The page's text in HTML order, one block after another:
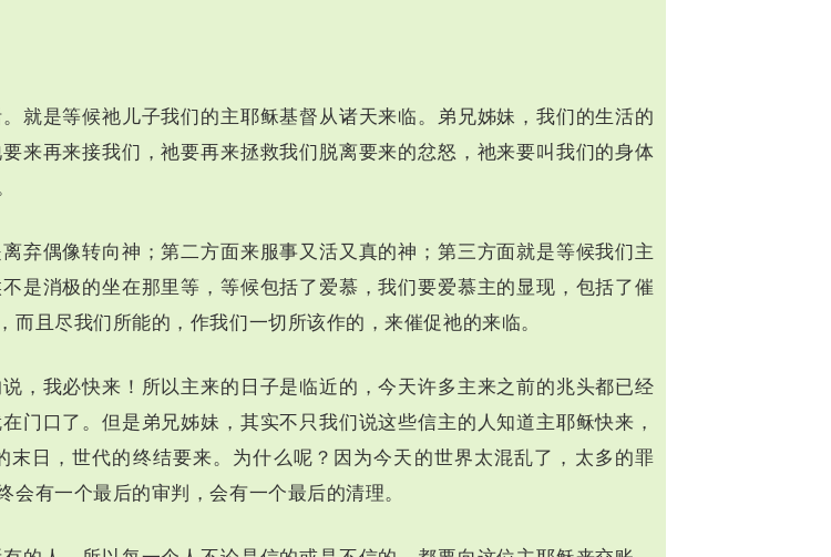
就是等候祂儿子我们的主耶稣基督从诸天来临。弟兄姊妹，我们的生活的
来再来接我们，祂要再来拯救我们脱离要来的忿怒，祂来要叫我们的身体
弃偶像转向神；第二方面来服事又活又真的神；第三方面就是等候我们主
是消极的坐在那里等，等候包括了爱慕，我们要爱慕主的显现，包括了催
且尽我们所能的，作我们一切所该作的，来催促祂的来临。
，我必快来！所以主来的日子是临近的，今天许多主来之前的兆头都已经
门口了。但是弟兄姊妹，其实不只我们说这些信主的人知道主耶稣快来，
日，世代的终结要来。为什么呢？因为今天的世界太混乱了，太多的罪
有一个最后的审判，会有一个最后的清理。